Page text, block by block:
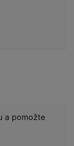
a pomožte